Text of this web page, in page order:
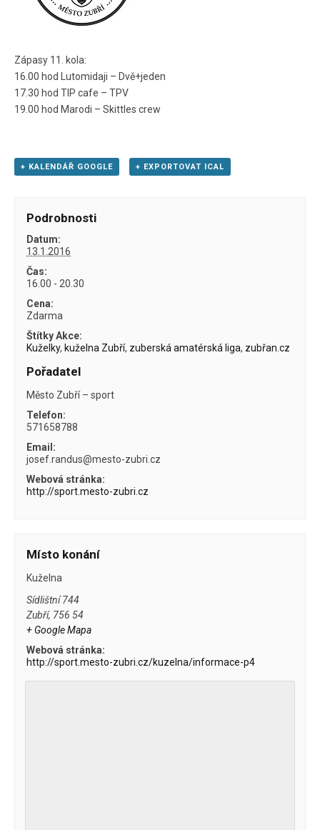
Zápasy 11. kola:
16.00 hod Lutomidaji – Dvě+jeden
17.30 hod TIP cafe – TPV
19.00 hod Marodi – Skittles crew
+ KALENDÁŘ GOOGLE + EXPORTOVAT ICAL
Podrobnosti
Datum:
13.1.2016
Čas:
16.00 - 20.30
Cena:
Zdarma
Štítky Akce:
Kuželky, kuželna Zubří, zuberská amatérská liga, zubřan.cz
Pořadatel
Město Zubří – sport
Telefon:
571658788
Email:
josef.randus@mesto-zubri.cz
Webová stránka:
http://sport.mesto-zubri.cz
Místo konání
Kuželna
Sídlištní 744
Zubří, 756 54
+ Google Mapa
Webová stránka:
http://sport.mesto-zubri.cz/kuzelna/informace-p4